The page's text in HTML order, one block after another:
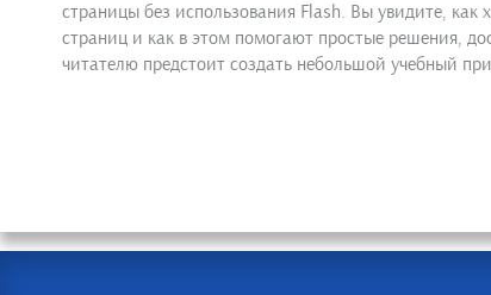
страницы без использования Flash. Вы увидите,
страниц и как в этом помогают простые решения,
читателю предстоит создать небольшой учебный